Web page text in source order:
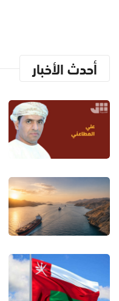
أحدث الأخبار